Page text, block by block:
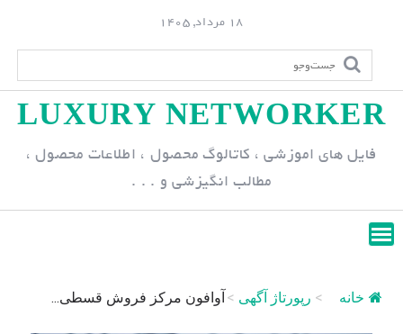
p
n
18 مرداد, 1405
LUXURY NETWORKER
فایل های اموزشی ، کاتالوگ محصول ، اطلاعات محصول ،
مطالب انگیزشی و . . .
خانه > رپورتاژ آگهی > آوافون مرکز فروش قسطی...